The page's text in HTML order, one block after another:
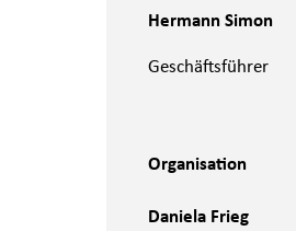
Hermann Simon
Geschäftsführer
Organisation
Daniela Frieg